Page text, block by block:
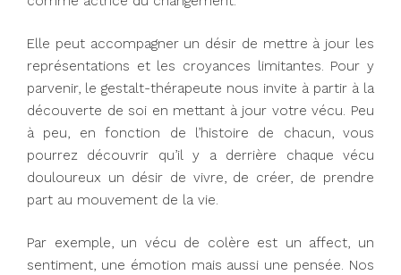
Elle peut accompagner un désir de mettre à jour les
représentations et les croyances limitantes. Pour y
parvenir, le gestalt-thérapeute nous invite à partir à la
découverte de soi en mettant à jour votre vécu. Peu
à peu, en fonction de l’histoire de chacun, vous
pourrez découvrir qu’il y a derrière chaque vécu
douloureux un désir de vivre, de créer, de prendre
part au mouvement de la vie.
Par exemple, un vécu de colère est un affect, un
sentiment, une émotion mais aussi une pensée. Nos